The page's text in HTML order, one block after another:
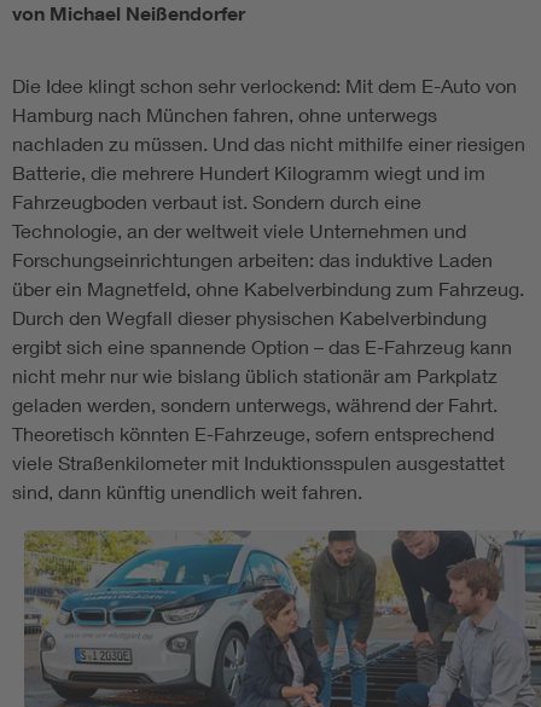
von Michael Neißendorfer
Die Idee klingt schon sehr verlockend: Mit dem E-Auto von
Hamburg nach München fahren, ohne unterwegs
nachladen zu müssen. Und das nicht mithilfe einer riesigen
Batterie, die mehrere Hundert Kilogramm wiegt und im
Fahrzeugboden verbaut ist. Sondern durch eine
Technologie, an der weltweit viele Unternehmen und
Forschungseinrichtungen arbeiten: das induktive Laden
über ein Magnetfeld, ohne Kabelverbindung zum Fahrzeug.
Durch den Wegfall dieser physischen Kabelverbindung
ergibt sich eine spannende Option – das E-Fahrzeug kann
nicht mehr nur wie bislang üblich stationär am Parkplatz
geladen werden, sondern unterwegs, während der Fahrt.
Theoretisch könnten E-Fahrzeuge, sofern entsprechend
viele Straßenkilometer mit Induktionsspulen ausgestattet
sind, dann künftig unendlich weit fahren.